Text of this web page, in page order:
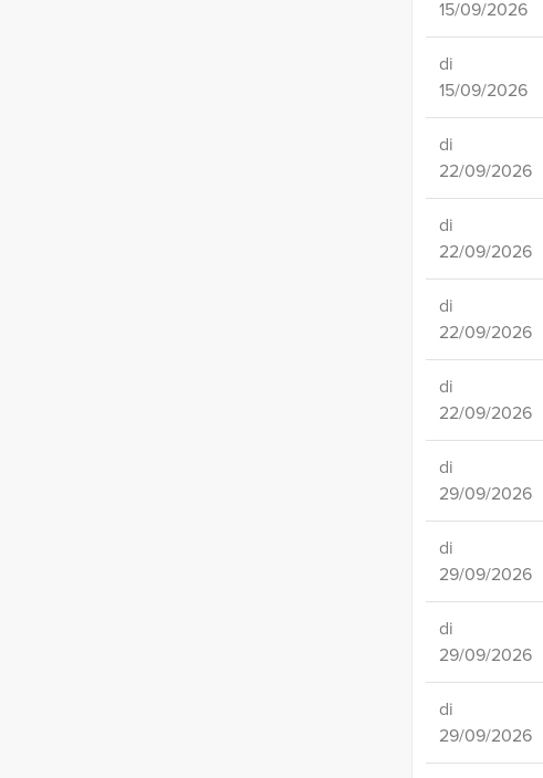
15/09/2026
di
15/09/2026
di
22/09/2026
di
22/09/2026
di
22/09/2026
di
22/09/2026
di
29/09/2026
di
29/09/2026
di
29/09/2026
di
29/09/2026